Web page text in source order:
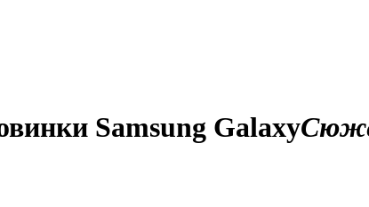
Samsung Galaxy